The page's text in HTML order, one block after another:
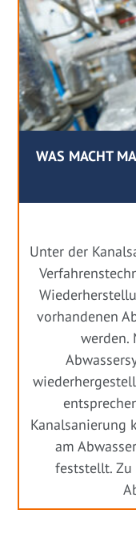
WAS MACHT
Unter der
vorhandenen
werden.
Kanalsanierung
am
feststellt.